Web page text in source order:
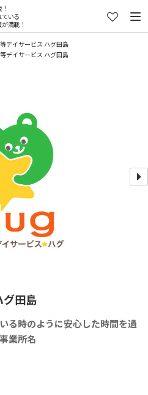
いる
満載！
デイサービス ハグ田島
デイサービス ハグ田島
グ田島
る時のように安心した時間を過
業所名